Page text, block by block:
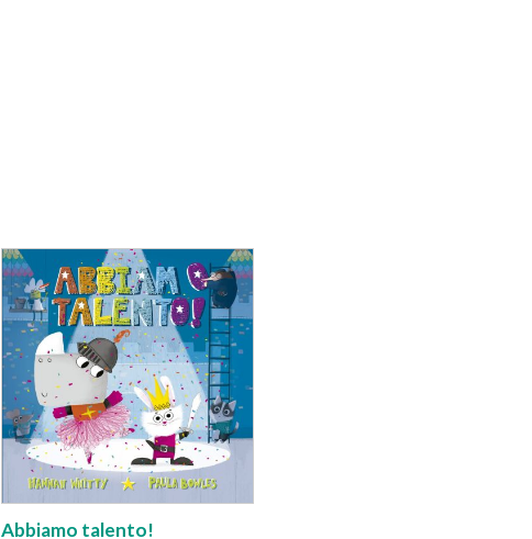
Abbiamo talento!